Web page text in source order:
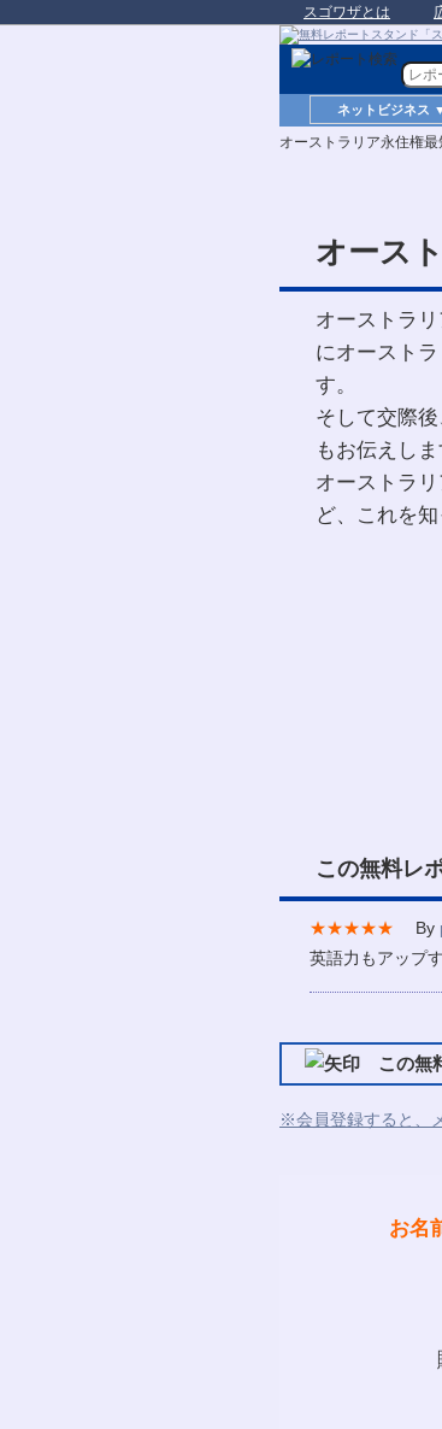
スゴワザとは
ネットビジネス
オーストラリア永住権
オース
オーストラ
にオースト
す。
そして交際
もお伝えしま
オーストラ
ど、これを
この無料レ
★★★★★ By
英語力もアップ
この無
※会員登録すると、
お名